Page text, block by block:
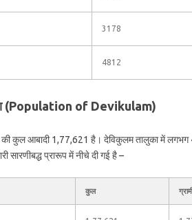
3178
4812
(Population of Devikulam)
कुल आबादी 1,77,621 है। देविकुलम तालुका में लगभग
सारणीबद्ध प्रारूप में नीचे दी गई है –
कुल